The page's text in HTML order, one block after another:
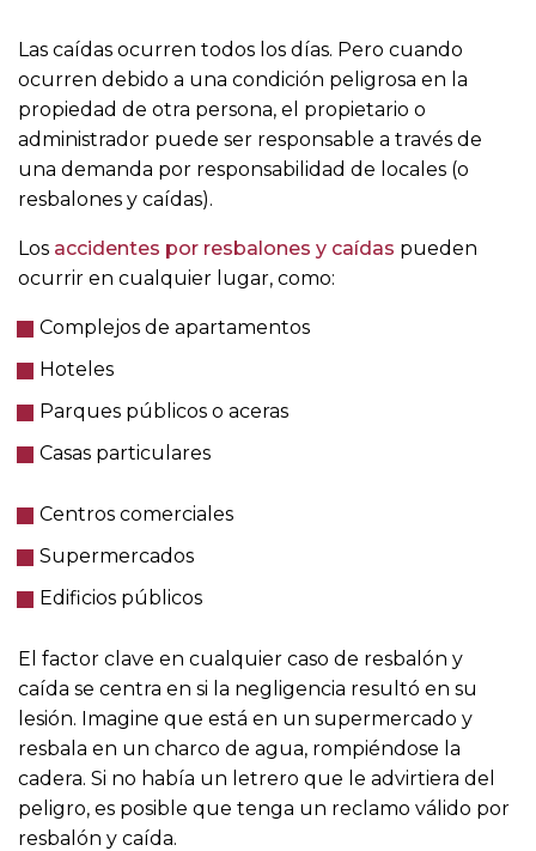
Las caídas ocurren todos los días. Pero cuando
ocurren debido a una condición peligrosa en la
propiedad de otra persona, el propietario o
administrador puede ser responsable a través de
una demanda por responsabilidad de locales (o
resbalones y caídas).
Los accidentes por resbalones y caídas pueden
ocurrir en cualquier lugar, como:
Complejos de apartamentos
Hoteles
Parques públicos o aceras
Casas particulares
Centros comerciales
Supermercados
Edificios públicos
El factor clave en cualquier caso de resbalón y
caída se centra en si la negligencia resultó en su
lesión. Imagine que está en un supermercado y
resbala en un charco de agua, rompiéndose la
cadera. Si no había un letrero que le advirtiera del
peligro, es posible que tenga un reclamo válido por
resbalón y caída.